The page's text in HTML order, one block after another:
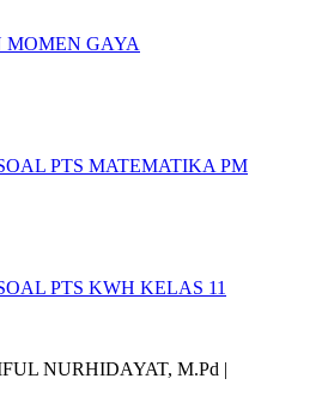
GAYA
PTS MATEMATIKA PM
PTS KWH KELAS 11
NURHIDAYAT, M.Pd |